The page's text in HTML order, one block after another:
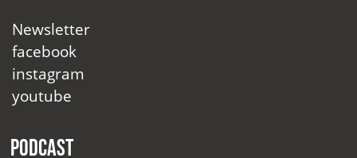
Newsletter
facebook
instagram
youtube
Podcast